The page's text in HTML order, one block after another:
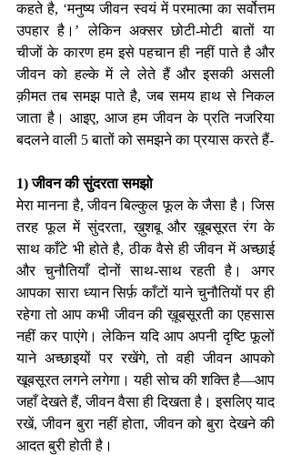
कहते है, ‘मनुष्य जीवन स्वयं में परमात्मा का सर्वोत्तम
उपहार है।’ लेकिन अक्सर छोटी-मोटी बातों या
चीजों के कारण हम इसे पहचान ही नहीं पाते है और
जीवन को हल्के में ले लेते हैं और इसकी असली
क़ीमत तब समझ पाते है, जब समय हाथ से निकल
जाता है। आइए, आज हम जीवन के प्रति नजरिया
बदलने वाली 5 बातों को समझने का प्रयास करते हैं-
1) जीवन की सुंदरता समझो
मेरा मानना है, जीवन बिल्कुल फूल के जैसा है। जिस
तरह फूल में सुंदरता, ख़ुशबू और ख़ूबसूरत रंग के
साथ काँटे भी होते है, ठीक वैसे ही जीवन में अच्छाई
और चुनौतियाँ दोनों साथ-साथ रहती है। अगर
आपका सारा ध्यान सिर्फ़ काँटों याने चुनौतियों पर ही
रहेगा तो आप कभी जीवन की ख़ूबसूरती का एहसास
नहीं कर पाएंगे। लेकिन यदि आप अपनी दृष्टि फूलों
याने अच्छाइयों पर रखेंगे, तो वही जीवन आपको
खूबसूरत लगने लगेगा। यही सोच की शक्ति है—आप
जहाँ देखते हैं, जीवन वैसा ही दिखता है। इसलिए याद
रखें, जीवन बुरा नहीं होता, जीवन को बुरा देखने की
आदत बुरी होती है।